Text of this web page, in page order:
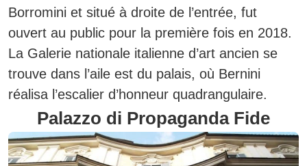
Borromini et situé à droite de l’entrée, fut
ouvert au public pour la première fois en 2018.
La Galerie nationale italienne d’art ancien se
trouve dans l’aile est du palais, où Bernini
réalisa l’escalier d’honneur quadrangulaire.
Palazzo di Propaganda Fide